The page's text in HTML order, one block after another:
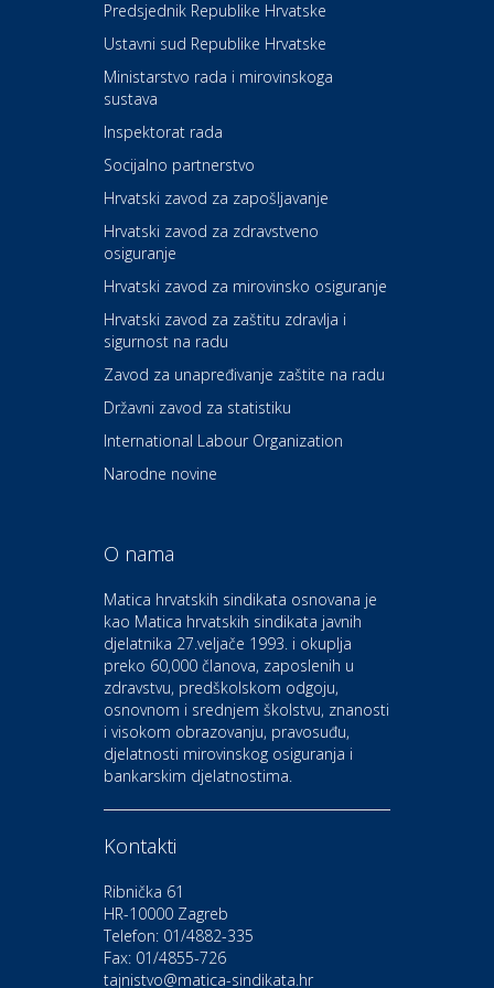
Kultura i edukacija
Kazalište ZKM
Auto-moto i tehnika
Zdravlje i osiguranje
Povoljnosti
Dental Sudar
Dom i dizajn
Euro-vrt – kosilice, motorne
Odmor
Bistrica
Auto-moto i tehnika
CIAK Auto d.o.o.
Kultura i edukacija
Kazalište Gavella
Moda i ljepota
Gastro
Hotel Bunčić Vrbovec
Predsjednik Republike Hrvatske
Ustavni sud Republike Hrvatske
Ministarstvo rada i mirovinskoga
sustava
Inspektorat rada
Socijalno partnerstvo
Hrvatski zavod za zapošljavanje
Hrvatski zavod za zdravstveno
osiguranje
Hrvatski zavod za mirovinsko osiguranje
Hrvatski zavod za zaštitu zdravlja i
sigurnost na radu
Zavod za unapređivanje zaštite na radu
Državni zavod za statistiku
International Labour Organization
Narodne novine
O nama
Matica hrvatskih sindikata osnovana je
kao Matica hrvatskih sindikata javnih
djelatnika 27.veljače 1993. i okuplja
preko 60,000 članova, zaposlenih u
zdravstvu, predškolskom odgoju,
osnovnom i srednjem školstvu, znanosti
i visokom obrazovanju, pravosuđu,
djelatnosti mirovinskog osiguranja i
bankarskim djelatnostima.
Kontakti
Ribnička 61
HR-10000 Zagreb
Telefon: 01/4882-335
Fax: 01/4855-726
tajnistvo@matica-sindikata.hr